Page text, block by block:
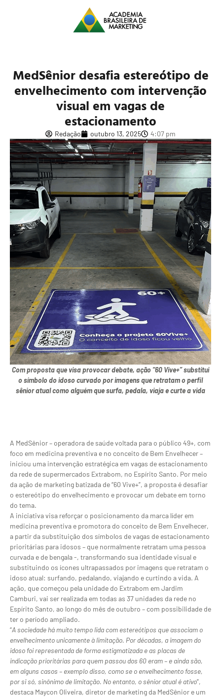
MedSênior desafia estereótipo de
envelhecimento com intervenção
visual em vagas de
estacionamento
Redação outubro 13, 2025 4:07 pm
Com proposta que visa provocar debate, ação “60 Vive+” substitui
o símbolo do idoso curvado por imagens que retratam o perfil
sênior atual como alguém que surfa, pedala, viaja e curte a vida
A MedSênior – operadora de saúde voltada para o público 49+, com
foco em medicina preventiva e no conceito de Bem Envelhecer –
iniciou uma intervenção estratégica em vagas de estacionamento
da rede de supermercados Extrabom, no Espírito Santo. Por meio
da ação de marketing batizada de “60 Vive+”, a proposta é desafiar
o estereótipo do envelhecimento e provocar um debate em torno
do tema.
A iniciativa visa reforçar o posicionamento da marca líder em
medicina preventiva e promotora do conceito de Bem Envelhecer,
a partir da substituição dos símbolos de vagas de estacionamento
prioritárias para idosos – que normalmente retratam uma pessoa
curvada e de bengala -, transformando sua identidade visual e
substituindo os ícones ultrapassados por imagens que retratam o
idoso atual: surfando, pedalando, viajando e curtindo a vida. A
ação, que começou pela unidade do Extrabom em Jardim
Camburi, vai ser realizada em todas as 37 unidades da rede no
Espírito Santo, ao longo do mês de outubro – com possibilidade de
ter o período ampliado.
“A sociedade há muito tempo lida com estereótipos que associam o
envelhecimento unicamente à limitação. Por décadas, a imagem do
idoso foi representada de forma estigmatizada e as placas de
indicação prioritárias para quem passou dos 60 eram – e ainda são,
em alguns casos – exemplo disso, como se o envelhecimento fosse,
por si só, sinônimo de limitação. No entanto, o sênior atual é ativo”,
destaca Maycon Oliveira, diretor de marketing da MedSênior e um